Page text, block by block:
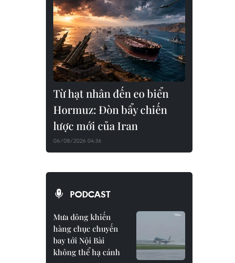
Từ hạt nhân đến eo biển
Hormuz: Đòn bẩy chiến
lược mới của Iran
06/08/2026 04:36
PODCAST
Mưa dông khiến
hàng chục chuyến
bay tới Nội Bài
không thể hạ cánh